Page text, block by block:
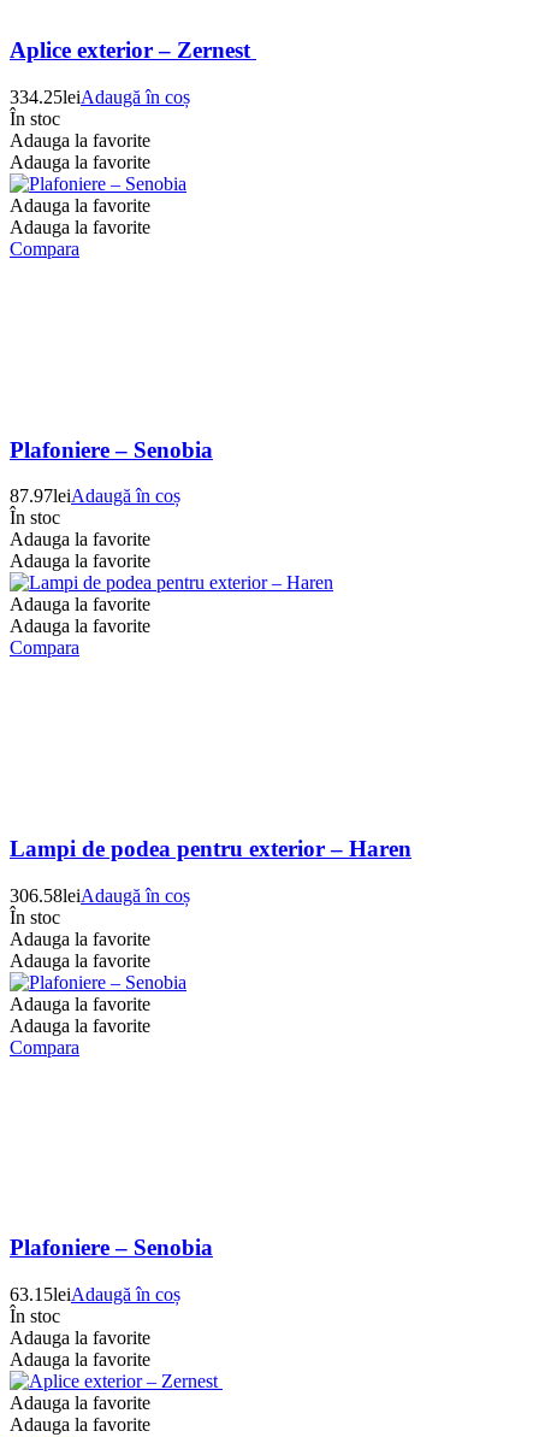
Aplice exterior – Zernest
334.25leiAdaugă în coș
În stoc
Adauga la favorite
Adauga la favorite
Adauga la favorite
Adauga la favorite
Compara
Plafoniere – Senobia
87.97leiAdaugă în coș
În stoc
Adauga la favorite
Adauga la favorite
Adauga la favorite
Adauga la favorite
Compara
Lampi de podea pentru exterior – Haren
306.58leiAdaugă în coș
În stoc
Adauga la favorite
Adauga la favorite
Adauga la favorite
Adauga la favorite
Compara
Plafoniere – Senobia
63.15leiAdaugă în coș
În stoc
Adauga la favorite
Adauga la favorite
Adauga la favorite
Adauga la favorite